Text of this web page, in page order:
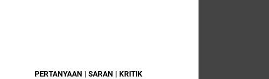
PERTANYAAN | SARAN | KRITIK